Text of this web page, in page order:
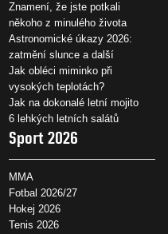
Znamení, že jste potkali
někoho z minulého života
Astronomické úkazy 2026:
zatmění slunce a další
Jak obléci miminko při
vysokých teplotách?
Jak na dokonalé letní mojito
6 lehkých letních salátů
Sport 2026
MMA
Fotbal 2026/27
Hokej 2026
Tenis 2026